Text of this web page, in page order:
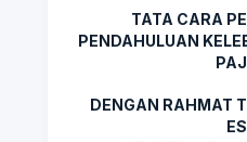
TATA CARA
PENDAHULUAN
DENGAN RAHMAT